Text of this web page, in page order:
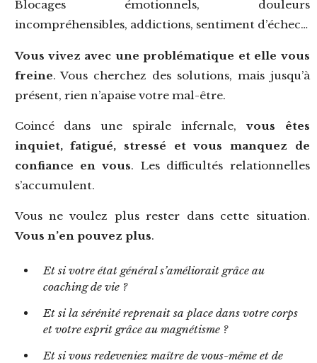
Blocages émotionnels, douleurs
incompréhensibles, addictions, sentiment d’échec…
Vous vivez avec une problématique et elle vous
freine. Vous cherchez des solutions, mais jusqu’à
présent, rien n’apaise votre mal-être.
Coincé dans une spirale infernale, vous êtes
inquiet, fatigué, stressé et vous manquez de
confiance en vous. Les difficultés relationnelles
s’accumulent.
Vous ne voulez plus rester dans cette situation.
Vous n’en pouvez plus.
Et si votre état général s’améliorait grâce au
coaching de vie ?
Et si la sérénité reprenait sa place dans votre corps
et votre esprit grâce au magnétisme ?
Et si vous redeveniez maître de vous-même et de